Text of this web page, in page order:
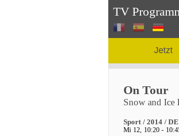
TV
Jetzt
On Tour
Snow and Ice
Sport / 2014 / DE
Mi 12, 10:20 -